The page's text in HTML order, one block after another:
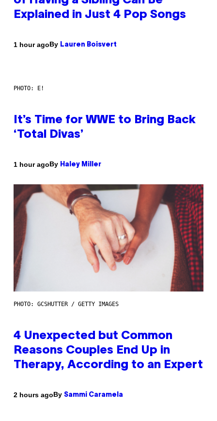
Explained in Just 4 Pop Songs
1 hour agoBy Lauren Boisvert
PHOTO: E!
It’s Time for WWE to Bring Back
‘Total Divas’
1 hour agoBy Haley Miller
PHOTO: GCSHUTTER / GETTY IMAGES
4 Unexpected but Common
Reasons Couples End Up in
Therapy, According to an Expert
2 hours agoBy Sammi Caramela